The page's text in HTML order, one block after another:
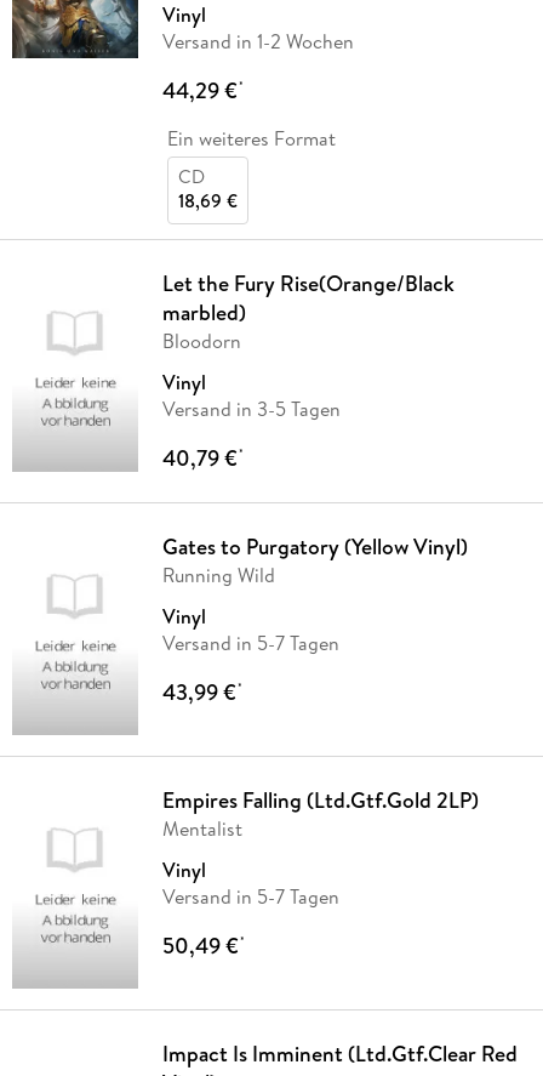
Vinyl
Versand in 1-2 Wochen
44,29 €*
Ein weiteres Format
CD
18,69 €
Let the Fury Rise(Orange/Black
marbled)
Bloodorn
Vinyl
Versand in 3-5 Tagen
40,79 €*
Gates to Purgatory (Yellow Vinyl)
Running Wild
Vinyl
Versand in 5-7 Tagen
43,99 €*
Empires Falling (Ltd.Gtf.Gold 2LP)
Mentalist
Vinyl
Versand in 5-7 Tagen
50,49 €*
Impact Is Imminent (Ltd.Gtf.Clear Red